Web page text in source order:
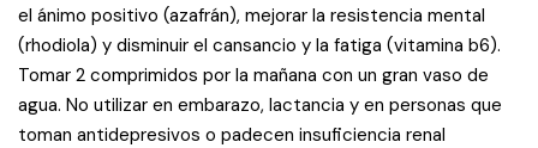
el ánimo positivo (azafrán), mejorar la resistencia mental
(rhodiola) y disminuir el cansancio y la fatiga (vitamina b6).
Tomar 2 comprimidos por la mañana con un gran vaso de
agua. No utilizar en embarazo, lactancia y en personas que
toman antidepresivos o padecen insuficiencia renal